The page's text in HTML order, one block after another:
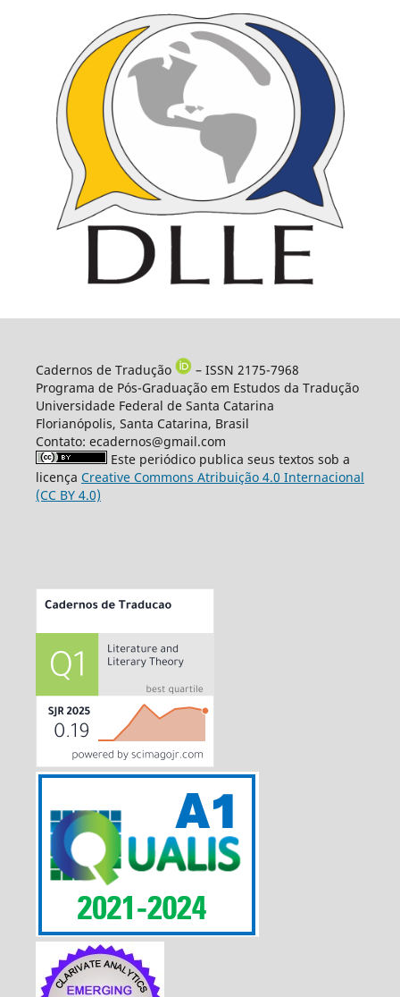
Cadernos de Tradução
– ISSN 2175-7968
Programa de Pós-Graduação em Estudos da Tradução
Universidade Federal de Santa Catarina
Florianópolis, Santa Catarina, Brasil
Contato: ecadernos@gmail.com
Este periódico publica seus textos sob a
licença Creative Commons Atribuição 4.0 Internacional
(CC BY 4.0)